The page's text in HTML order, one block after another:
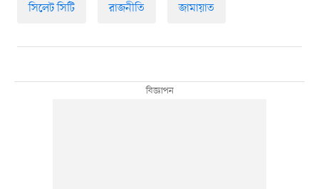
সিলেট সিটি রাজনীতি জামায়াত